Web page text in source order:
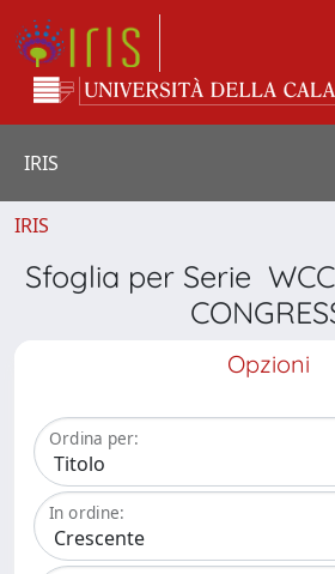
IRIS
IRIS
Sfoglia per Serie
Opzioni
Ordina per:
In ordine: